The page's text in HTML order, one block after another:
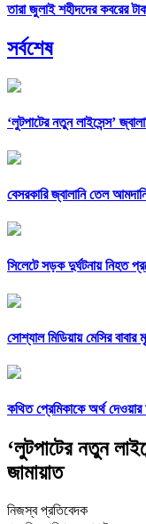
তারা জুলাই শহীদদের কবরের
সর্বশেষ
‘লুটপাটের নতুন লাইসেন্স’
বেসরকারি জ্বালানি তেল
সিলেটে সড়ক দুর্ঘটনায় নিহত
সোশ্যাল মিডিয়ায় মেসির
কথিত প্রেমিকাকে অর্থ
‘লুটপাটের নতুন
জামায়াত
নিজস্ব প্রতিবেদক